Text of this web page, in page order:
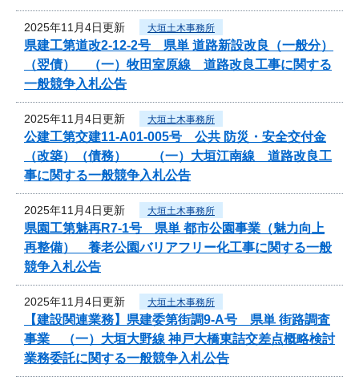
2025年11月4日更新 大垣土木事務所
県建工第道改2-12-2号 県単 道路新設改良（一般分）
（翌債） （一）牧田室原線 道路改良工事に関する
一般競争入札公告
2025年11月4日更新 大垣土木事務所
公建工第交建11-A01-005号 公共 防災・安全交付金
（改築）（債務） （一）大垣江南線 道路改良工
事に関する一般競争入札公告
2025年11月4日更新 大垣土木事務所
県園工第魅再R7-1号 県単 都市公園事業（魅力向上
再整備） 養老公園バリアフリー化工事に関する一般
競争入札公告
2025年11月4日更新 大垣土木事務所
【建設関連業務】県建委第街調9-A号 県単 街路調査
事業 （一）大垣大野線 神戸大橋東詰交差点概略検討
業務委託に関する一般競争入札公告